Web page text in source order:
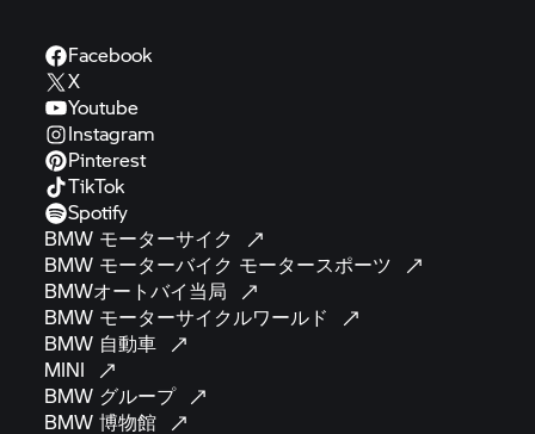
Facebook
X
Youtube
Instagram
Pinterest
TikTok
Spotify
BMW モーターサイク
BMW モーターバイク モータースポーツ
BMWオートバイ当局
BMW モーターサイクルワールド
BMW 自動車
MINI
BMW グループ
BMW博物館